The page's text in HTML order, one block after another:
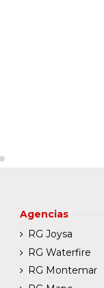
Agencias
RG Joysa
RG Waterfire
RG Montemar